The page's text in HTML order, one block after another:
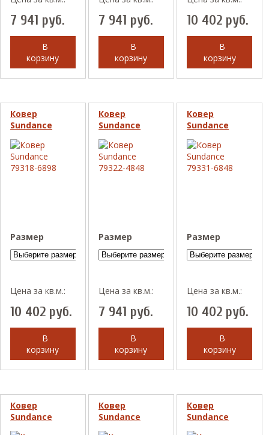
7 941 руб.
В
корзину
7 941 руб.
В
корзину
10 402 руб.
В
корзину
Ковер
Sundance
79318-6898
Размер
Цена за кв.м.:
10 402 руб.
В
корзину
Ковер
Sundance
79322-4848
Размер
Цена за кв.м.:
7 941 руб.
В
корзину
Ковер
Sundance
79331-6848
Размер
Цена за кв.м.:
10 402 руб.
В
корзину
Ковер
Sundance
79349-4848
Ковер
Sundance
79377-4848
Ковер
Sundance
79398-4848